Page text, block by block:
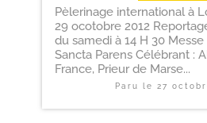
Pèlerinage international à
29 ocotobre 2012
du samedi à 14 H 30
Sancta Parens Célébrant :
France, Prieur de Marse...
Paru le 27